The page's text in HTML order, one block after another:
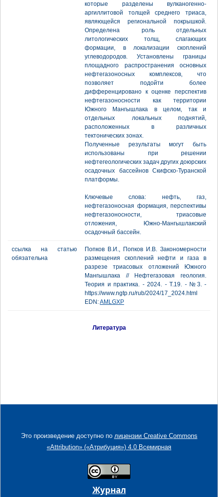
которые разделены вулканогенно-
аргиллитовой толщей среднего триаса,
являющейся региональной покрышкой.
Определена роль отдельных
литологических толщ, слагающих
формации, в локализации скоплений
углеводородов. Установлены границы
площадного распространения основных
нефтегазоносных комплексов, что
позволяет подойти более
дифференцировано к оценке перспектив
нефтегазоносности как территории
Южного Мангышлака в целом, так и
отдельных локальных поднятий,
расположенных в различных
тектонических зонах.
Полученные результаты могут быть
использованы при решении
нефтегеологических задач других доюрских
осадочных бассейнов Скифско-Туранской
платформы.
Ключевые слова: нефть, газ,
нефтегазоносная формация, перспективы
нефтегазоносности, триасовые
отложения, Южно-Мангышлакский
осадочный бассейн.
ссылка на статью
обязательна
Попков В.И., Попков И.В. Закономерности
размещения скоплений нефти и газа в
разрезе триасовых отложений Южного
Мангышлака // Нефтегазовая геология.
Теория и практика. - 2024. - Т.19. - №3. -
https://www.ngtp.ru/rub/2024/17_2024.html
EDN:AMLGXP
Литература
Это произведение доступно по лицензии Creative Commons
«Attribution» («Атрибуция») 4.0 Всемирная
Журнал